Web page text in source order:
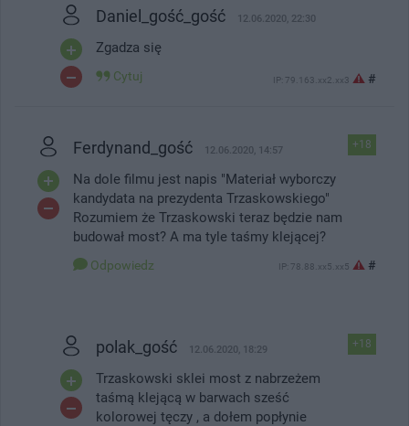
Daniel_gość_gość 12.06.2020, 22:30
Zgadza się
Cytuj IP: 79.163.xx2.xx3 #
+18
Ferdynand_gość 12.06.2020, 14:57
Na dole filmu jest napis "Materiał wyborczy
kandydata na prezydenta Trzaskowskiego"
Rozumiem że Trzaskowski teraz będzie nam
budował most? A ma tyle taśmy klejącej?
Odpowiedz IP: 78.88.xx5.xx5 #
+18
polak_gość 12.06.2020, 18:29
Trzaskowski sklei most z nabrzeżem
taśmą klejącą w barwach sześć
kolorowej tęczy , a dołem popłynie